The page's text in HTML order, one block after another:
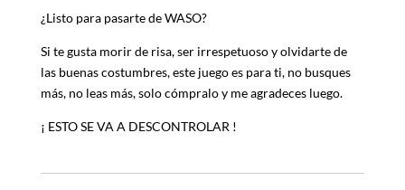
¿Listo para pasarte de WASO?
Si te gusta morir de risa, ser irrespetuoso y olvidarte de
las buenas costumbres, este juego es para ti, no busques
más, no leas más, solo cómpralo y me agradeces luego.
¡ ESTO SE VA A DESCONTROLAR !